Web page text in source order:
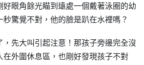
好眼角餘光瞄到遠處一個戴著泳圈的幼
驚覺不對，他的臉是趴在水裡嗎？
，先大叫引起注意！那孩子旁邊完全沒
在外圍休息區，也剛好發現孩子不對